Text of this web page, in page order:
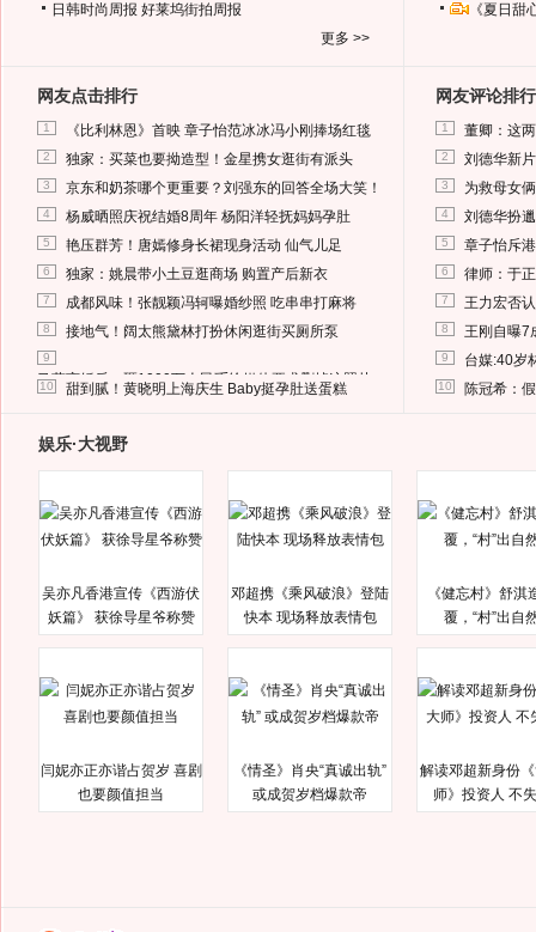
日韩时尚周报 好莱坞街拍周报
更多 >>
《夏日
网友点击排行
1 《比利林恩》首映 章子怡范冰冰冯小刚捧场红毯
2 独家：买菜也要拗造型！金星携女逛街有派头
3 京东和奶茶哪个更重要？刘强东的回答全场大笑！
4 杨威晒照庆祝结婚8周年 杨阳洋轻抚妈妈孕肚
5 艳压群芳！唐嫣修身长裙现身活动 仙气儿足
6 独家：姚晨带小土豆逛商场 购置产后新衣
7 成都风味！张靓颖冯轲曝婚纱照 吃串串打麻将
8 接地气！阔太熊黛林打扮休闲逛街买厕所泵
9
马蓉离婚后，砸1000万人民币给媒体要求删掉这照片
10 甜到腻！黄晓明上海庆生 Baby挺孕肚送蛋糕
网友评论排行
1 董卿：这
2 刘德华新
3 为救母女
4 刘德华扮
5 章子怡斥
6 律师：于
7 王力宏否
8 王刚自曝7
9 台媒:40岁
10 陈冠希：
娱乐·大视野
吴亦凡香港宣传《西游伏
妖篇》 获徐导星爷称赞
邓超携《乘风破浪》登陆
快本 现场释放表情包
《健忘村》舒淇
覆，“村”出自
闫妮亦正亦谐占贺岁 喜剧
也要颜值担当
《情圣》肖央“真诚出轨”
或成贺岁档爆款帝
解读邓超新身份
师》投资人 不